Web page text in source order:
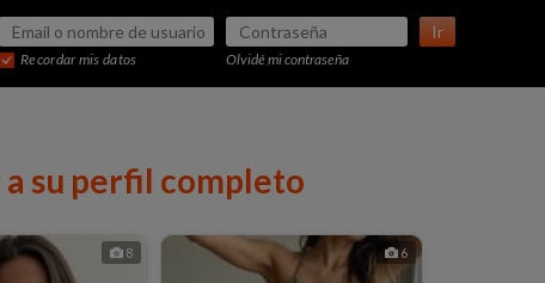
Ir
Recordar mis datos Olvidé mi contraseña
su perfil completo
8 6